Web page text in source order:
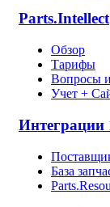
Parts.Intellect
Обзор
Тарифы
Вопросы
Учет +
Интеграции
База